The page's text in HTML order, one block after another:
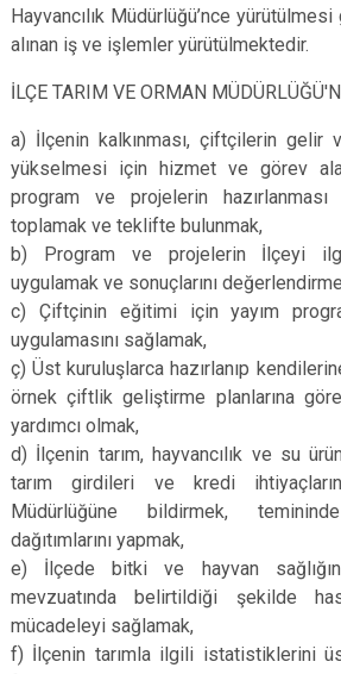
Harran
Hilvan
Hayvancılık Müdürlüğü’nce
alınan iş ve işlemler yürütülmektedir.
İLÇE TARIM VE ORMAN
a) İlçenin kalkınması, çiftçilerin gelir
yükselmesi için hizmet ve görev
program ve projelerin
toplamak ve teklifte bulunmak,
b) Program ve projelerin İlçeyi
uygulamak ve sonuçlarını
c) Çiftçinin eğitimi için yayım
uygulamasını sağlamak,
ç) Üst kuruluşlarca hazırlanıp
örnek çiftlik geliştirme planlarına
yardımcı olmak,
d) İlçenin tarım, hayvancılık ve su
tarım girdileri ve kredi
Müdürlüğüne bildirmek,
dağıtımlarını yapmak,
e) İlçede bitki ve hayvan
mevzuatında belirtildiği şekilde
mücadeleyi sağlamak,
f) İlçenin tarımla ilgili istatistiklerini